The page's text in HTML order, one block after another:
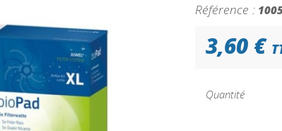
Référence :
3,60 €
Quantité